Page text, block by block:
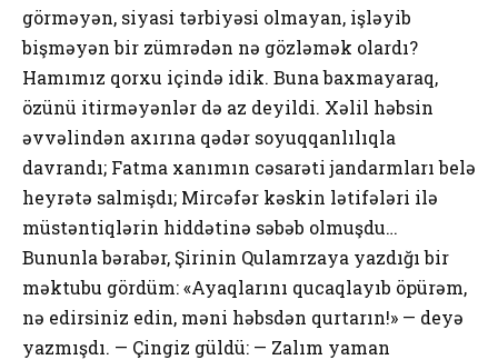
görməyən, siyasi tərbiyəsi olmayan, işləyib
bişməyən bir zümrədən nə gözləmək olardı?
Hamımız qorxu içində idik. Buna baxmayaraq,
özünü itirməyənlər də az deyildi. Xəlil həbsin
əvvəlindən axırına qədər soyuqqanlılıqla
davrandı; Fatma xanımın cəsarəti jandarmları belə
heyrətə salmişdı; Mircəfər kəskin lətifələri ilə
müstəntiqlərin hiddətinə səbəb olmuşdu…
Bununla bərabər, Şirinin Qulamrzaya yazdığı bir
məktubu gördüm: «Ayaqlarını qucaqlayıb öpürəm,
nə edirsiniz edin, məni həbsdən qurtarın!» — deyə
yazmışdı. — Çingiz güldü: — Zalım yaman